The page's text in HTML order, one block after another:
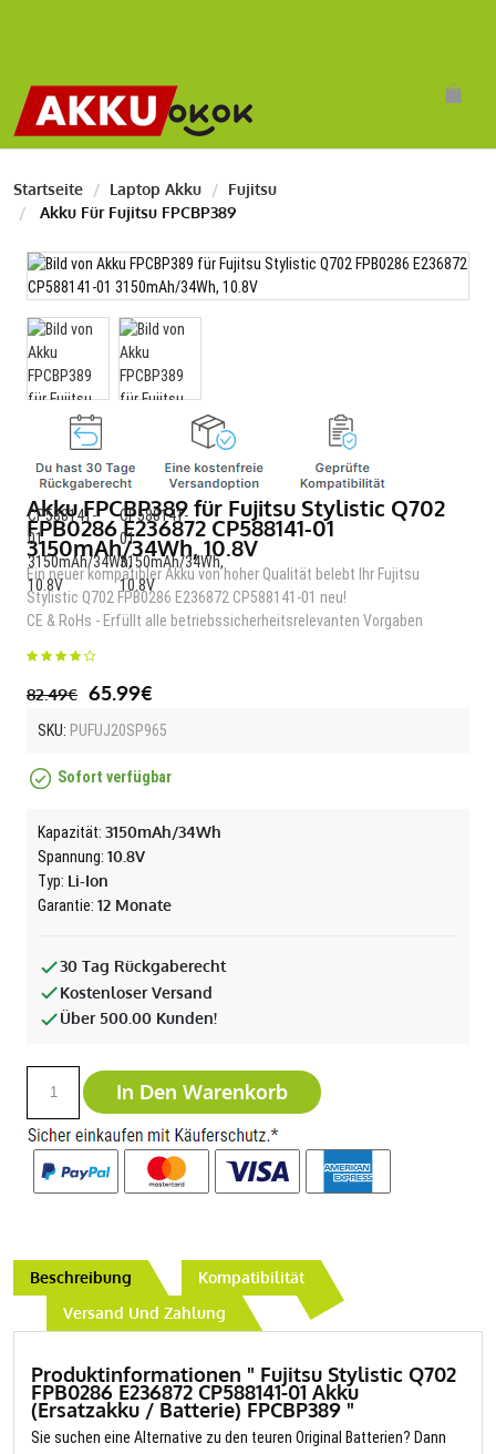
Startseite Laptop Akku
Fujitsu
Akku Für Fujitsu FPCBP389
Akku FPCBP389 für Fujitsu Stylistic Q702
FPB0286 E236872 CP588141-01
3150mAh/34Wh, 10.8V
Ein neuer kompatibler Akku von hoher Qualität belebt Ihr Fujitsu
Stylistic Q702 FPB0286 E236872 CP588141-01 neu!
CE & RoHs - Erfüllt alle betriebssicherheitsrelevanten Vorgaben
82.49€ 65.99€
SKU: PUFUJ20SP965
Sofort verfügbar
Kapazität: 3150mAh/34Wh
Spannung: 10.8V
Typ: Li-Ion
Garantie: 12 Monate
30 Tag Rückgaberecht
Kostenloser Versand
Über 500.00 Kunden!
In Den Warenkorb
Beschreibung
Kompatibilität
Versand Und Zahlung
Produktinformationen " Fujitsu Stylistic Q702
FPB0286 E236872 CP588141-01 Akku
(Ersatzakku / Batterie) FPCBP389 "
Sie suchen eine Alternative zu den teuren Original Batterien? Dann